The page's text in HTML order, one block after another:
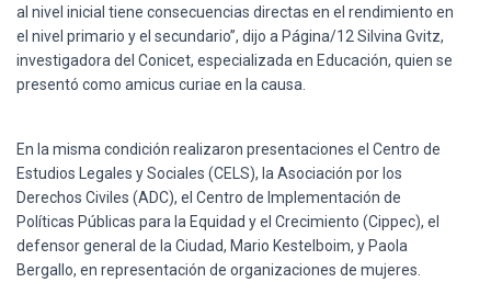
al nivel inicial tiene consecuencias directas en el rendimiento en
el nivel primario y el secundario”, dijo a Página/12 Silvina Gvitz,
investigadora del Conicet, especializada en Educación, quien se
presentó como amicus curiae en la causa.
En la misma condición realizaron presentaciones el Centro de
Estudios Legales y Sociales (CELS), la Asociación por los
Derechos Civiles (ADC), el Centro de Implementación de
Políticas Públicas para la Equidad y el Crecimiento (Cippec), el
defensor general de la Ciudad, Mario Kestelboim, y Paola
Bergallo, en representación de organizaciones de mujeres.